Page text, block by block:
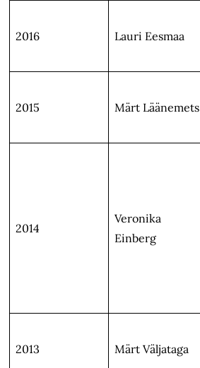
2016 Lauri Eesmaa
2015 Märt Läänemets
2014
Veronika
Einberg
2013 Märt Väljataga